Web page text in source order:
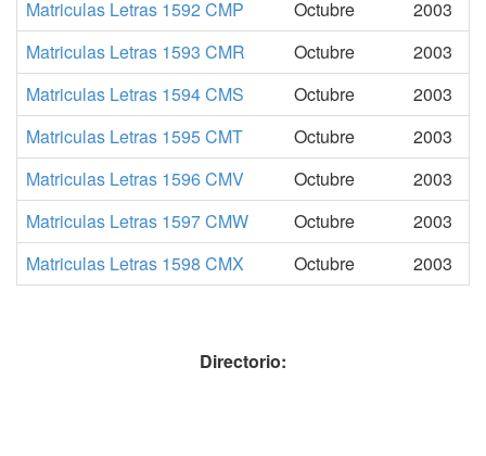
Matriculas Letras 1592 CMP
Octubre
2003
Matriculas Letras 1593 CMR
Octubre
2003
Matriculas Letras 1594 CMS
Octubre
2003
Matriculas Letras 1595 CMT
Octubre
2003
Matriculas Letras 1596 CMV
Octubre
2003
Matriculas Letras 1597 CMW
Octubre
2003
Matriculas Letras 1598 CMX
Octubre 2003
Directorio: